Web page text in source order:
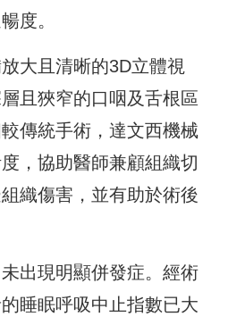
度。
大且清晰的3D立體視
且狹窄的口咽及舌根區
傳統手術，達文西機械
，協助醫師兼顧組織切
織傷害，並有助於術後
出現明顯併發症。經術
睡眠呼吸中止指數已大